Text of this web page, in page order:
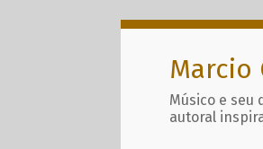
Marcio
Músico e
autoral